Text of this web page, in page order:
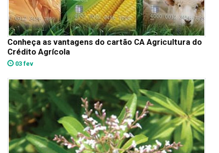
Conheça as vantagens do cartão CA Agricultura do
Crédito Agrícola
03 fev